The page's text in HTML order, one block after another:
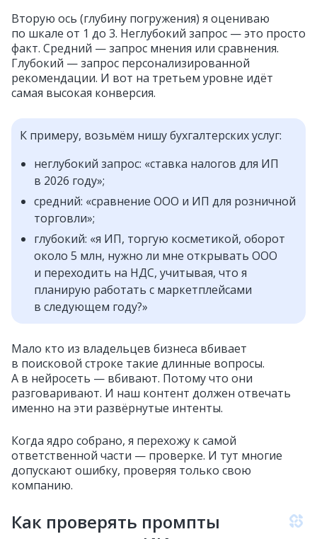
Вторую ось (глубину погружения) я оцениваю
по шкале от 1 до 3. Неглубокий запрос — это просто
факт. Средний — запрос мнения или сравнения.
Глубокий — запрос персонализированной
рекомендации. И вот на третьем уровне идёт
самая высокая конверсия.
К примеру, возьмём нишу бухгалтерских услуг:
неглубокий запрос: «ставка налогов для ИП
в 2026 году»;
средний: «сравнение ООО и ИП для розничной
торговли»;
глубокий: «я ИП, торгую косметикой, оборот
около 5 млн, нужно ли мне открывать ООО
и переходить на НДС, учитывая, что я
планирую работать с маркетплейсами
в следующем году?»
Мало кто из владельцев бизнеса вбивает
в поисковой строке такие длинные вопросы.
А в нейросеть — вбивают. Потому что они
разговаривают. И наш контент должен отвечать
именно на эти развёрнутые интенты.
Когда ядро собрано, я перехожу к самой
ответственной части — проверке. И тут многие
допускают ошибку, проверяя только свою
компанию.
Как проверять промпты